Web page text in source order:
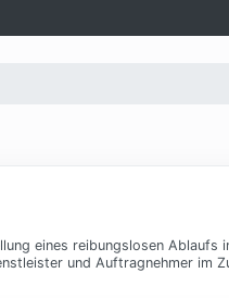
eines reibungslosen
und Auftragnehmer im